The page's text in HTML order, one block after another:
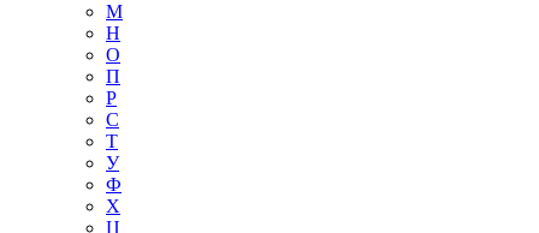
М
Н
О
П
Р
С
Т
У
Ф
Х
Ц